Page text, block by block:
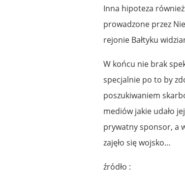
Inna hipoteza
prowadzone przez
rejonie Bałtyku
W końcu nie brak
specjalnie po to by
poszukiwaniem
mediów jakie udało
prywatny sponsor, a
zajęło się wojsko…
źródło :